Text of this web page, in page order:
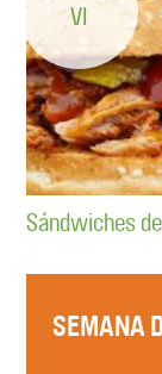
VI
Sándwiches
SEMANA